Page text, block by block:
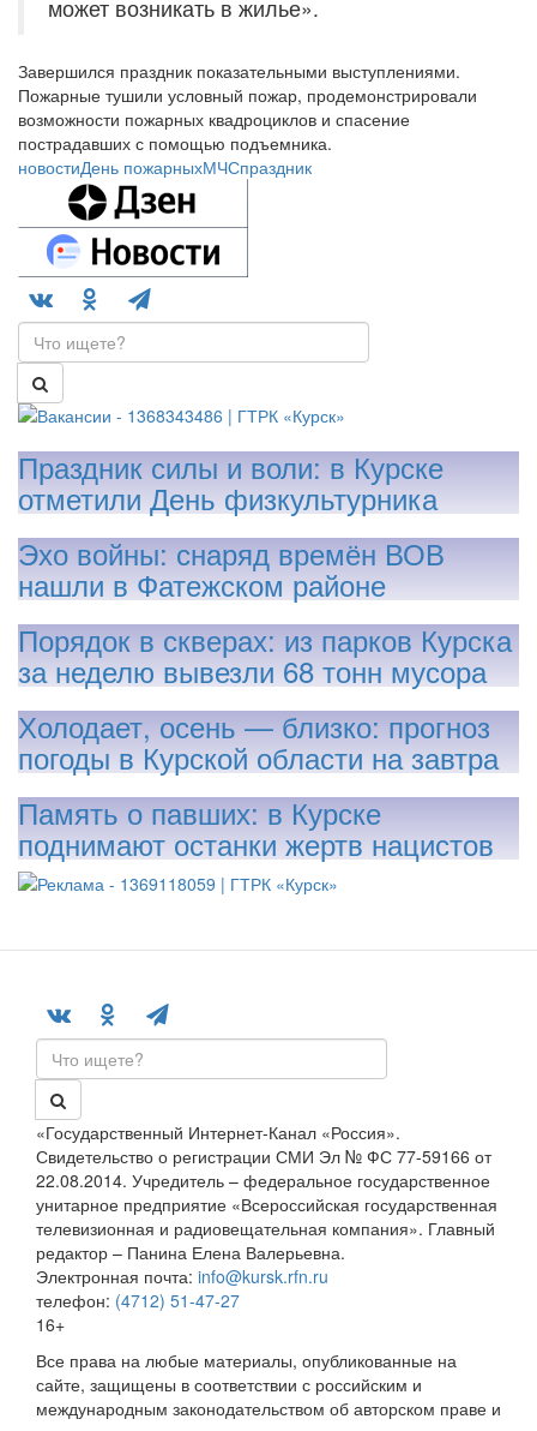
может возникать в жилье».
Завершился праздник показательными выступлениями.
Пожарные тушили условный пожар, продемонстрировали
возможности пожарных квадроциклов и спасение
пострадавших с помощью подъемника.
новостиДень пожарныхМЧСпраздник
Праздник силы и воли: в Курске
отметили День физкультурника
Эхо войны: снаряд времён ВОВ
нашли в Фатежском районе
Порядок в скверах: из парков Курска
за неделю вывезли 68 тонн мусора
Холодает, осень — близко: прогноз
погоды в Курской области на завтра
Память о павших: в Курске
поднимают останки жертв нацистов
«Государственный Интернет-Канал «Россия».
Свидетельство о регистрации СМИ Эл № ФС 77-59166 от
22.08.2014. Учредитель – федеральное государственное
унитарное предприятие «Всероссийская государственная
телевизионная и радиовещательная компания». Главный
редактор – Панина Елена Валерьевна.
Электронная почта: info@kursk.rfn.ru
телефон: (4712) 51-47-27
16+
Все права на любые материалы, опубликованные на
сайте, защищены в соответствии с российским и
международным законодательством об авторском праве и